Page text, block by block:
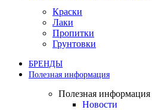
Краски
Лаки
Пропитки
Грунтовки
БРЕНДЫ
Полезная информация
Полезная информация
Новости